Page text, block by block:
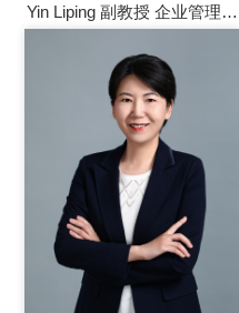
Yin Liping 副教授 企业管理系